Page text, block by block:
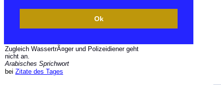
Ok
Zugleich WassertrÃ¤ger und Polizeidiener geht
nicht an.
Arabisches Sprichwort
bei Zitate des Tages